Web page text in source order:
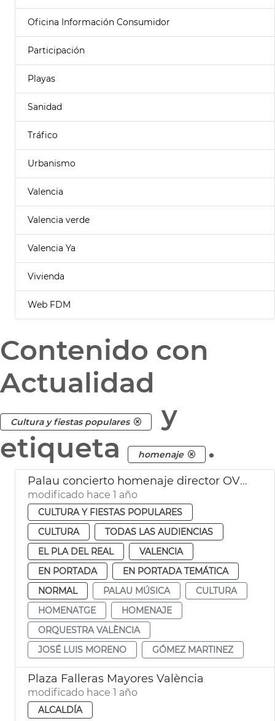
Oficina Información Consumidor
Participación
Playas
Sanidad
Tráfico
Urbanismo
Valencia
Valencia verde
Valencia Ya
Vivienda
Web FDM
Contenido con
Actualidad
Cultura y fiestas populares
y
etiqueta
homenaje .
Palau concierto homenaje director OV Gómez-Martínez
modificado hace 1 año
CULTURA Y FIESTAS POPULARES
CULTURA
TODAS LAS AUDIENCIAS
EL PLA DEL REAL
VALENCIA
EN PORTADA
EN PORTADA TEMÁTICA
NORMAL
PALAU MÚSICA
CULTURA
HOMENATGE
HOMENAJE
ORQUESTRA VALÈNCIA
JOSÉ LUIS MORENO
GÓMEZ MARTINEZ
Plaza Falleras Mayores València
modificado hace 1 año
ALCALDÍA